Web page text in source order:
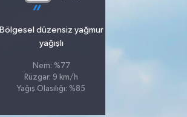
Bölgesel düzensiz yağmur
yağışlı
Nem: %77
Rüzgar: 9 km/h
Yağış Olasılığı: %85